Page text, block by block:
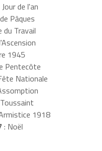
Jour de l'an
Pâques
du Travail
1945
Pentecôte
Nationale
1918
: Noël